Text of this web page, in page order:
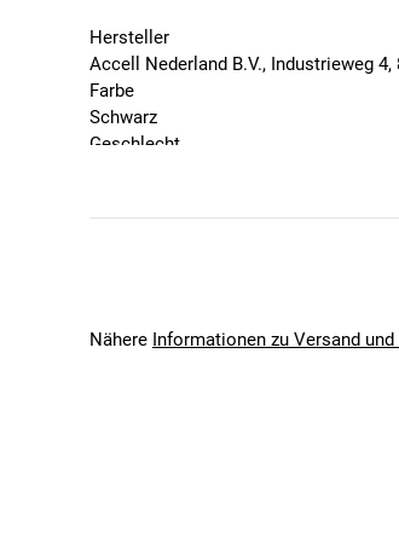
Hersteller
Accell Nederland B.V., Industrieweg
Farbe
Schwarz
Geschlecht
XLC
Bitte beachte, dass es zu
Nähere Informationen zu Versand